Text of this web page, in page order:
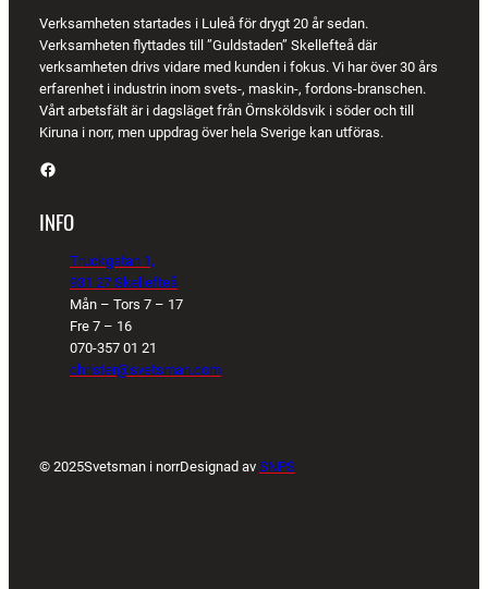
Verksamheten startades i Luleå för drygt 20 år sedan.
Verksamheten flyttades till ”Guldstaden” Skellefteå där
verksamheten drivs vidare med kunden i fokus. Vi har över 30 års
erfarenhet i industrin inom svets-, maskin-, fordons-branschen.
Vårt arbetsfält är i dagsläget från Örnsköldsvik i söder och till
Kiruna i norr, men uppdrag över hela Sverige kan utföras.
Facebook
INFO
Truckgatan 1,
931 27 Skellefteå
Mån – Tors 7 – 17
Fre 7 – 16
070-357 01 21
christer@svetsman.com
© 2025Svetsman i norrDesignad av SNPS